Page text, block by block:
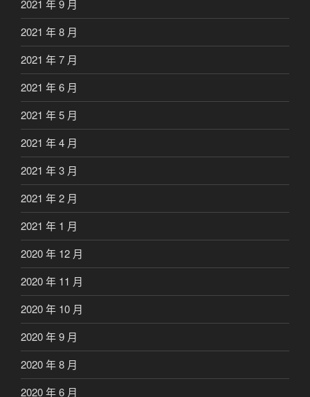
2021 年 9 月
2021 年 8 月
2021 年 7 月
2021 年 6 月
2021 年 5 月
2021 年 4 月
2021 年 3 月
2021 年 2 月
2021 年 1 月
2020 年 12 月
2020 年 11 月
2020 年 10 月
2020 年 9 月
2020 年 8 月
2020 年 6 月